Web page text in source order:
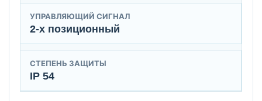
УПРАВЛЯЮЩИЙ СИГНАЛ
2-х позиционный
СТЕПЕНЬ ЗАЩИТЫ
IP 54